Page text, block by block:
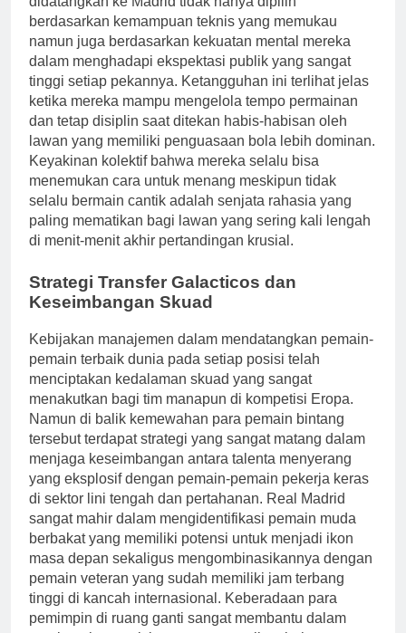
berdasarkan kemampuan teknis yang memukau
namun juga berdasarkan kekuatan mental mereka
dalam menghadapi ekspektasi publik yang sangat
tinggi setiap pekannya. Ketangguhan ini terlihat jelas
ketika mereka mampu mengelola tempo permainan
dan tetap disiplin saat ditekan habis-habisan oleh
lawan yang memiliki penguasaan bola lebih dominan.
Keyakinan kolektif bahwa mereka selalu bisa
menemukan cara untuk menang meskipun tidak
selalu bermain cantik adalah senjata rahasia yang
paling mematikan bagi lawan yang sering kali lengah
di menit-menit akhir pertandingan krusial.
Strategi Transfer Galacticos dan
Keseimbangan Skuad
Kebijakan manajemen dalam mendatangkan pemain-
pemain terbaik dunia pada setiap posisi telah
menciptakan kedalaman skuad yang sangat
menakutkan bagi tim manapun di kompetisi Eropa.
Namun di balik kemewahan para pemain bintang
tersebut terdapat strategi yang sangat matang dalam
menjaga keseimbangan antara talenta menyerang
yang eksplosif dengan pemain-pemain pekerja keras
di sektor lini tengah dan pertahanan. Real Madrid
sangat mahir dalam mengidentifikasi pemain muda
berbakat yang memiliki potensi untuk menjadi ikon
masa depan sekaligus mengombinasikannya dengan
pemain veteran yang sudah memiliki jam terbang
tinggi di kancah internasional. Keberadaan para
pemimpin di ruang ganti sangat membantu dalam